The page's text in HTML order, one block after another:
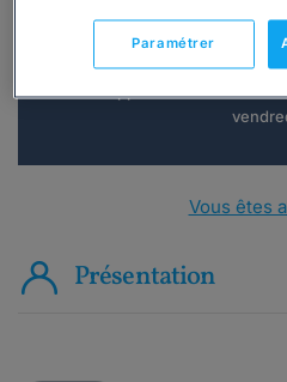
Consulter
Vous êtes
Présentation
Paramétrer